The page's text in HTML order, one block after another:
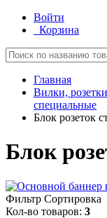
Войти
Корзина
Главная
Вилки,
специальные
Блок розеток
Блок
Фильтр Сортировка
Кол-во товаров: 3